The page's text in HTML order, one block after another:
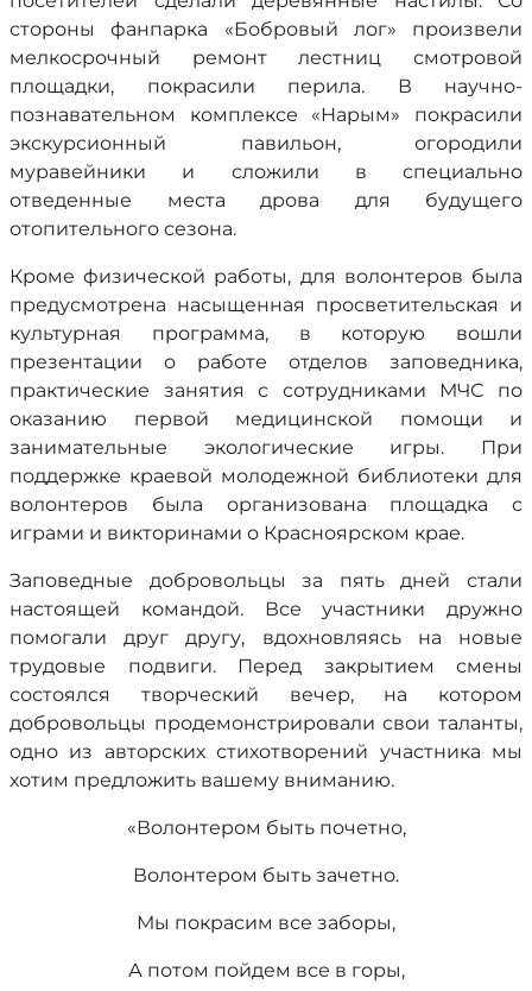
стороны фанпарка «Бобровый лог» произвели
мелкосрочный ремонт лестниц смотровой
площадки, покрасили перила. В научно-
познавательном комплексе «Нарым» покрасили
экскурсионный павильон, огородили
муравейники и сложили в специально
отведенные места дрова для будущего
отопительного сезона.
Кроме физической работы, для волонтеров была
предусмотрена насыщенная просветительская и
культурная программа, в которую вошли
презентации о работе отделов заповедника,
практические занятия с сотрудниками МЧС по
оказанию первой медицинской помощи и
занимательные экологические игры. При
поддержке краевой молодежной библиотеки для
волонтеров была организована площадка с
играми и викторинами о Красноярском крае.
Заповедные добровольцы за пять дней стали
настоящей командой. Все участники дружно
помогали друг другу, вдохновляясь на новые
трудовые подвиги. Перед закрытием смены
состоялся творческий вечер, на котором
добровольцы продемонстрировали свои таланты,
одно из авторских стихотворений участника мы
хотим предложить вашему вниманию.
«Волонтером быть почетно,
Волонтером быть зачетно.
Мы покрасим все заборы,
А потом пойдем все в горы,